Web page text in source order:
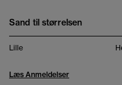
Sand til størrelsen
Lille
Læs Anmeldelser